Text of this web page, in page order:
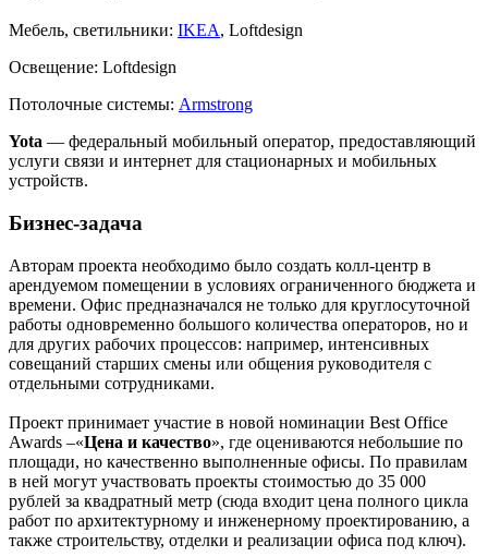
Мебель, светильники: IKEA, Loftdesign
Освещение: Loftdesign
Потолочные системы: Armstrong
Yota — федеральный мобильный оператор, предоставляющий
услуги связи и интернет для стационарных и мобильных
устройств.
Бизнес-задача
Авторам проекта необходимо было создать колл-центр в
арендуемом помещении в условиях ограниченного бюджета и
времени. Офис предназначался не только для круглосуточной
работы одновременно большого количества операторов, но и
для других рабочих процессов: например, интенсивных
совещаний старших смены или общения руководителя с
отдельными сотрудниками.
Проект принимает участие в новой номинации Best Office
Awards –«Цена и качество», где оцениваются небольшие по
площади, но качественно выполненные офисы. По правилам
в ней могут участвовать проекты стоимостью до 35 000
рублей за квадратный метр (сюда входит цена полного цикла
работ по архитектурному и инженерному проектированию, а
также строительству, отделки и реализации офиса под ключ).